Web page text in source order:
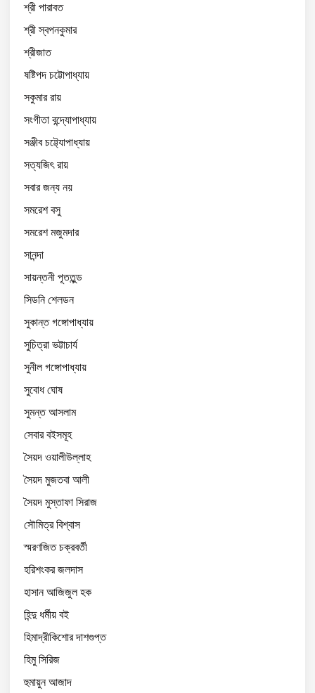
শ্রী পারাবত
শ্রী স্বপনকুমার
শ্রীজাত
ষষ্টিপদ চট্টোপাধ্যায়
সকুমার রায়
সংগীতা বন্দ্যোপাধ্যায়
সঞ্জীব চট্ট্যোপাধ্যায়
সত্যজিৎ রায়
সবার জন্য নয়
সমরেশ বসু
সমরেশ মজুমদার
সানন্দা
সায়ন্তনী পূততুন্ড
সিডনি শেলডন
সুকান্ত গঙ্গোপাধ্যায়
সুচিত্রা ভট্টাচার্য
সুনীল গঙ্গোপাধ্যায়
সুবোধ ঘোষ
সুমন্ত আসলাম
সেবার বইসমূহ
সৈয়দ ওয়ালীউল্লাহ
সৈয়দ মুজতবা আলী
সৈয়দ মুস্তাফা সিরাজ
সৌমিত্র বিশ্বাস
স্মরণজিত চক্রবর্তী
হরিশংকর জলদাস
হাসান আজিজুল হক
হিন্দু ধর্মীয় বই
হিমাদ্রীকিশোর দাশগুপ্ত
হিমু সিরিজ
হুমায়ুন আজাদ